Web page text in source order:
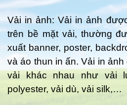
Vải in ảnh: Vải in ảnh
trên bề mặt vải, thường
xuất banner, poster,
và áo thun in ấn. Vải in
vải khác nhau như vải
polyester, vải dù, vải silk,…